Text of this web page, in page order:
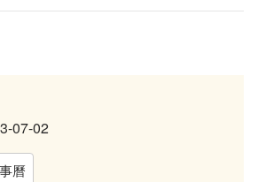
07-02
曆